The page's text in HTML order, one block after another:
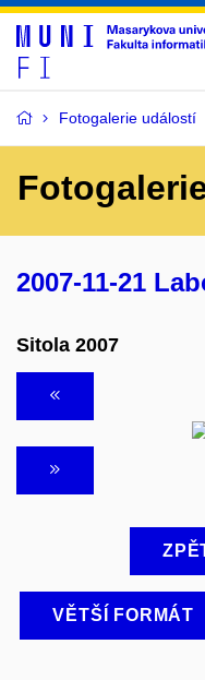
Fotogalerie událostí
2007-11-21
Sitola 2007
VĚTŠÍ FORMÁT